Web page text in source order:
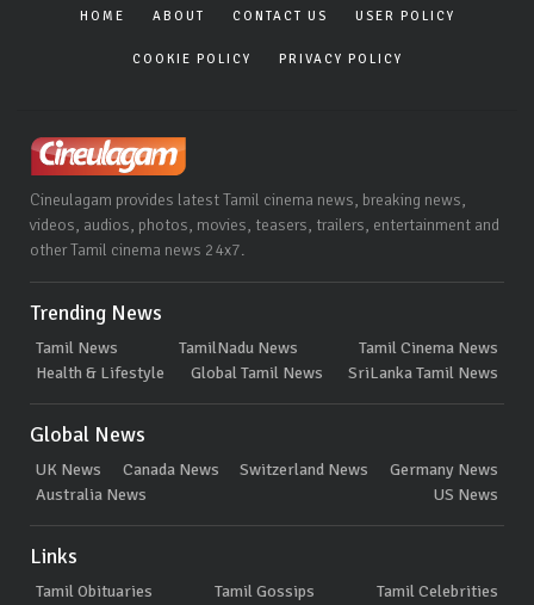
HOME ABOUT CONTACT US USER POLICY
COOKIE POLICY PRIVACY POLICY
Cineulagam provides latest Tamil cinema news, breaking news,
videos, audios, photos, movies, teasers, trailers, entertainment and
other Tamil cinema news 24x7.
Trending News
Tamil News TamilNadu News
Tamil Cinema News
Health & Lifestyle
Global Tamil News SriLanka Tamil News
Global News
UK News Canada News Switzerland News
Germany News
Australia News
US News
Links
Tamil Obituaries Tamil Gossips Tamil Celebrities